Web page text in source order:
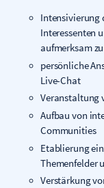
Intensivierung
Interessenten
aufmerksam
persönliche
Live-Chat
Veranstaltung
Aufbau von
Communities
Etablierung
Themenfelder
Verstärkung